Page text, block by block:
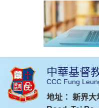
入學申請文件下載
中華基督
CCC Fung
地址： 新界